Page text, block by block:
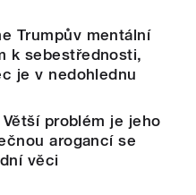
Trumpův mentální
k sebestřednosti,
je v nedohlednu
problém je jeho
arogancí se
věci